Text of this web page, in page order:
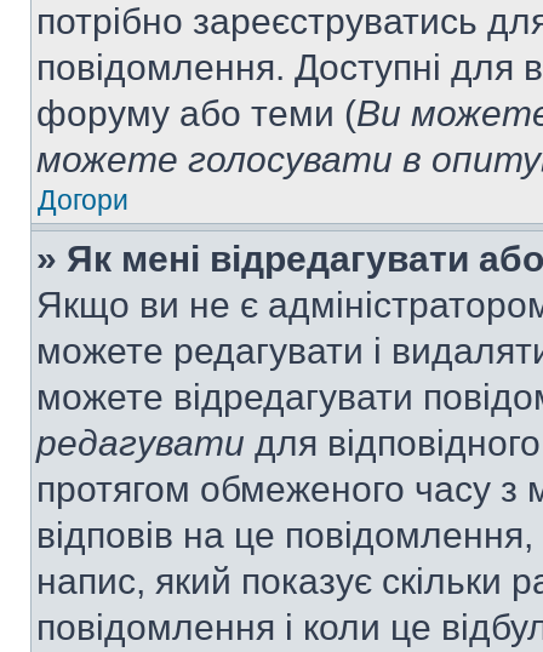
потрібно зареєструватись
повідомлення. Доступні для
форуму або теми (Ви
можете голосувати в
Догори
» Як мені відредагувати
Якщо ви не є
можете редагувати і
можете відредагувати
редагувати для
протягом обмеженого часу
відповів на це
напис, який показує скільки
повідомлення і коли це